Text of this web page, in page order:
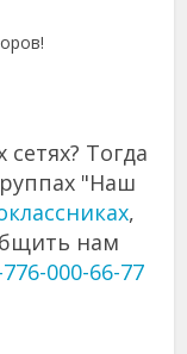
Тогда
"Наш
,
нам
000-66-77